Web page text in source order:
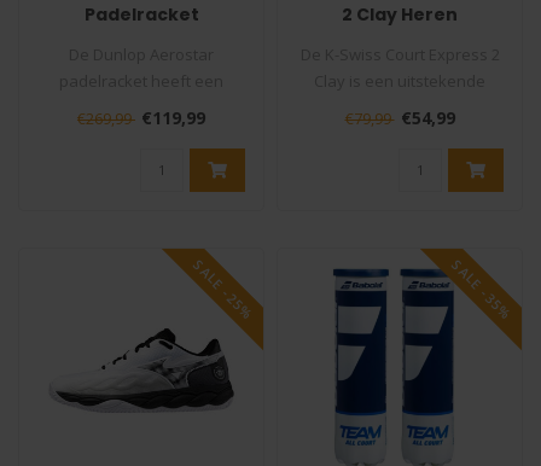
Padelracket
Super-premium 16K Carbon
constructie vo..
€269,99 €119,99
2 Clay Heren
sportschoen die speciaal is
€79,99 €54,99
SALE -25% SALE -35%